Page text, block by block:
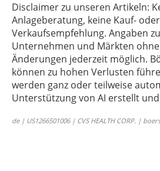
Disclaimer zu unseren Artikeln:
Anlageberatung, keine Kauf- oder
Verkaufsempfehlung. Angaben
Unternehmen und Märkten
Änderungen jederzeit möglich.
können zu hohen Verlusten
werden ganz oder teilweise
Unterstützung von AI erstellt
de | US1266501006 | CVS HEALTH CORP. |